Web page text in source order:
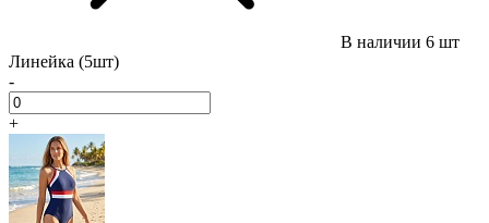
В наличии 6 шт
Линейка (5шт)
-
+